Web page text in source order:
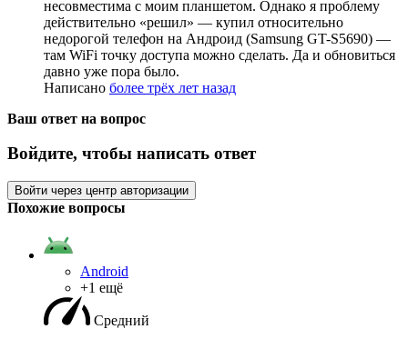
несовместима с моим планшетом. Однако я проблему
действительно «решил» — купил относительно
недорогой телефон на Андроид (Samsung GT-S5690) —
там WiFi точку доступа можно сделать. Да и обновиться
давно уже пора было.
Написано более трёх лет назад
Ваш ответ на вопрос
Войдите, чтобы написать ответ
Войти через центр авторизации
Похожие вопросы
Android
+1 ещё
Средний